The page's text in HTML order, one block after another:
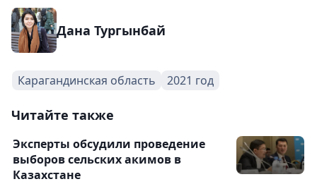
Дана Тургынбай
Карагандинская область 2021 год
Читайте также
Эксперты обсудили проведение
выборов сельских акимов в
Казахстане